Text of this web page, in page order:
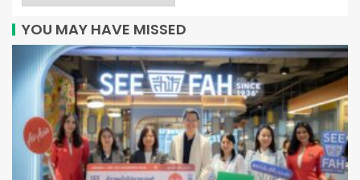
YOU MAY HAVE MISSED